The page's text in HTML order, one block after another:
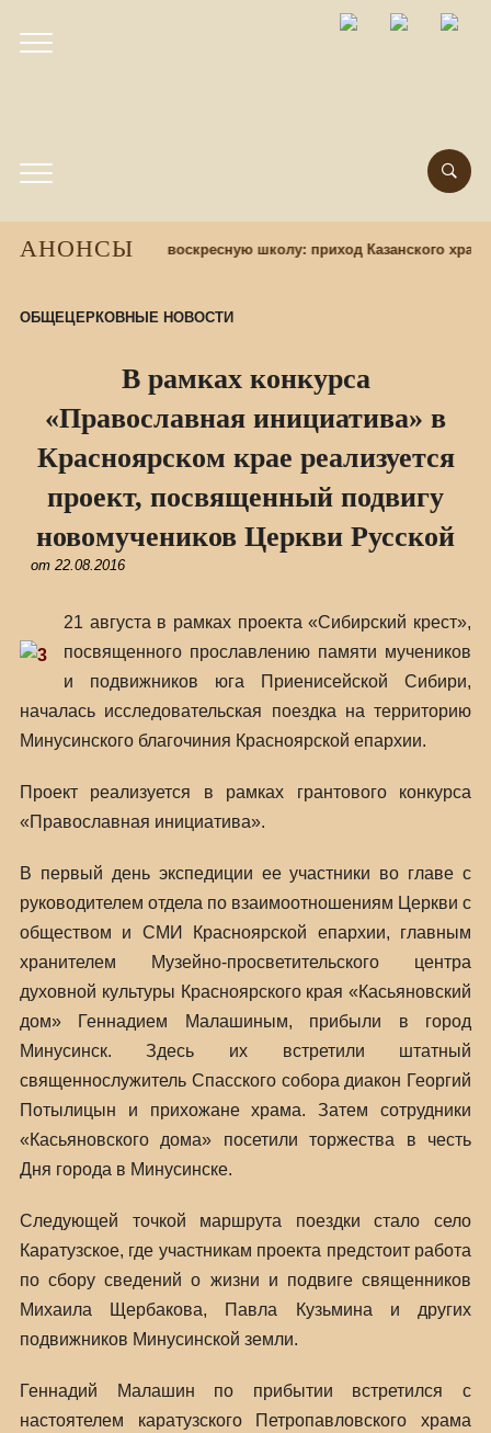
АНОНСЫ
Набор учащихся в воскресную школу: приход Казанского храма
ОБЩЕЦЕРКОВНЫЕ НОВОСТИ
В рамках конкурса
«Православная инициатива» в
Красноярском крае реализуется
проект, посвященный подвигу
новомучеников Церкви Русской
от 22.08.2016
21 августа в рамках проекта «Сибирский крест»,
посвященного прославлению памяти мучеников
и подвижников юга Приенисейской Сибири,
началась исследовательская поездка на территорию
Минусинского благочиния Красноярской епархии.
Проект реализуется в рамках грантового конкурса
«Православная инициатива».
В первый день экспедиции ее участники во главе с
руководителем отдела по взаимоотношениям Церкви с
обществом и СМИ Красноярской епархии, главным
хранителем Музейно-просветительского центра
духовной культуры Красноярского края «Касьяновский
дом» Геннадием Малашиным, прибыли в город
Минусинск. Здесь их встретили штатный
священнослужитель Спасского собора диакон Георгий
Потылицын и прихожане храма. Затем сотрудники
«Касьяновского дома» посетили торжества в честь
Дня города в Минусинске.
Следующей точкой маршрута поездки стало село
Каратузское, где участникам проекта предстоит работа
по сбору сведений о жизни и подвиге священников
Михаила Щербакова, Павла Кузьмина и других
подвижников Минусинской земли.
Геннадий Малашин по прибытии встретился с
настоятелем каратузского Петропавловского храма